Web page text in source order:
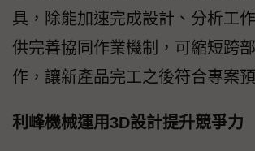
具，除能加速完成設計、分析工
供完善協同作業機制，可縮短跨
作，讓新產品完工之後符合專案預
利峰機械運用3D設計提升競爭力